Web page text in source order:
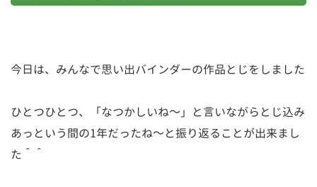
今日は、みんなで思い出バインダーの作品とじをしました
ひとつひとつ、「なつかしいね～」と言いながらとじ込み
あっという間の1年だったね～と振り返ることが出来まし
た＾＾